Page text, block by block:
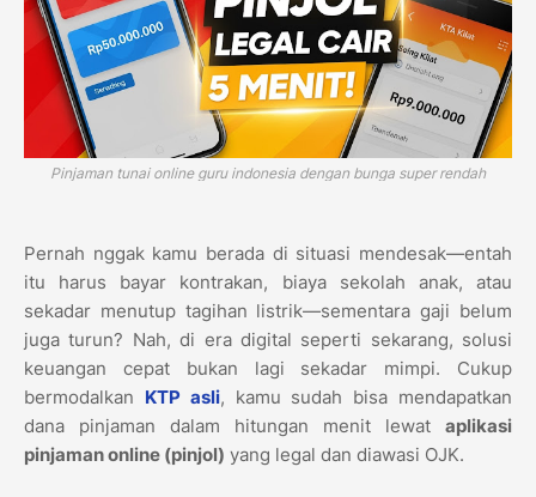
Pinjaman tunai online guru indonesia dengan bunga super rendah
Pernah nggak kamu berada di situasi mendesak—entah
itu harus bayar kontrakan, biaya sekolah anak, atau
sekadar menutup tagihan listrik—sementara gaji belum
juga turun? Nah, di era digital seperti sekarang, solusi
keuangan cepat bukan lagi sekadar mimpi. Cukup
bermodalkan KTP asli, kamu sudah bisa mendapatkan
dana pinjaman dalam hitungan menit lewat aplikasi
pinjaman online (pinjol) yang legal dan diawasi OJK.